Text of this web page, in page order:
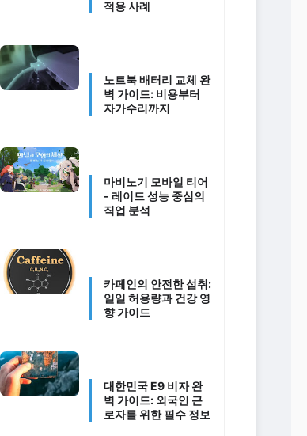
적용 사례
노트북 배터리 교체 완
벽 가이드: 비용부터
자가수리까지
마비노기 모바일 티어
- 레이드 성능 중심의
직업 분석
카페인의 안전한 섭취:
일일 허용량과 건강 영
향 가이드
대한민국 E9 비자 완
벽 가이드: 외국인 근
로자를 위한 필수 정보